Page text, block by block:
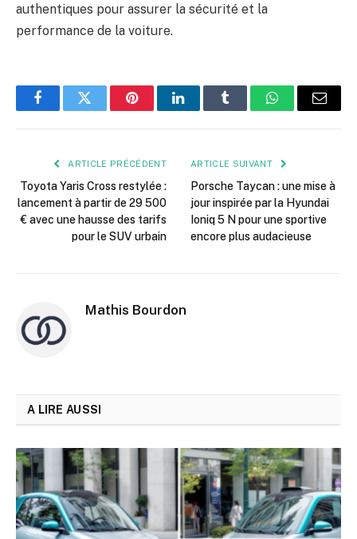
authentiques pour assurer la sécurité et la
performance de la voiture.
FacebookTwitter PinterestLinkedInTumblr WhatsApp
E-
ARTICLE PRÉCÉDENT
Toyota Yaris Cross restylée :
lancement à partir de 29 500
€ avec une hausse des tarifs
pour le SUV urbain
ARTICLE SUIVANT
Porsche Taycan : une mise à
jour inspirée par la Hyundai
Ioniq 5 N pour une sportive
encore plus audacieuse
Mathis Bourdon
A LIRE AUSSI